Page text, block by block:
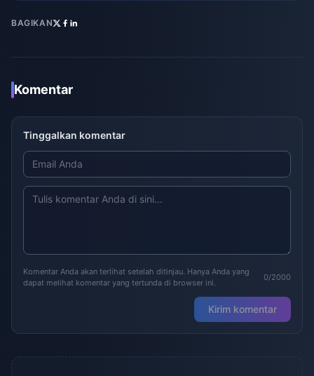
BAGIKAN
Komentar
Tinggalkan komentar
Komentar Anda akan terlihat setelah ditinjau. Hanya Anda yang
dapat melihat komentar yang tertunda di browser ini.
0/2000
Kirim komentar